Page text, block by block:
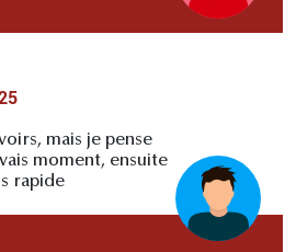
mais je pense
moment, ensuite
rapide